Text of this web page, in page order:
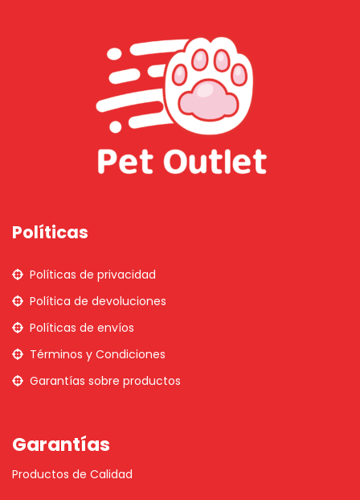
Políticas
Políticas de privacidad
Política de devoluciones
Políticas de envíos
Términos y Condiciones
Garantías sobre productos
Garantías
Productos de Calidad